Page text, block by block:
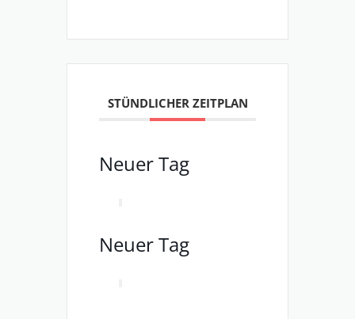
STÜNDLICHER ZEITPLAN
Neuer Tag
Neuer Tag